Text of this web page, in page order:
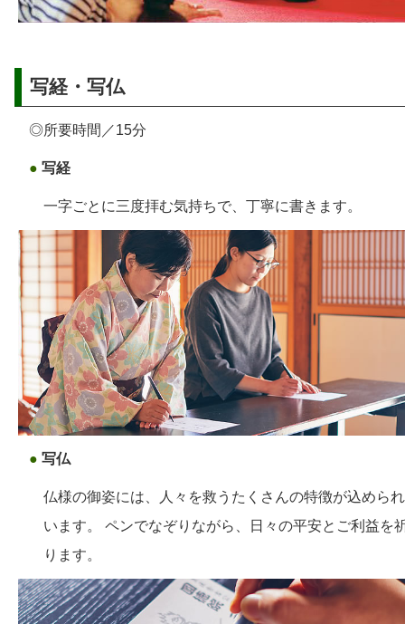
写経・写仏
◎所要時間／15分
● 写経
一字ごとに三度拝む気持ちで、丁寧に書きます。
● 写仏
仏様の御姿には、人々を救うたくさんの特徴が込めら
います。 ペンでなぞりながら、日々の平安とご利益を
ります。